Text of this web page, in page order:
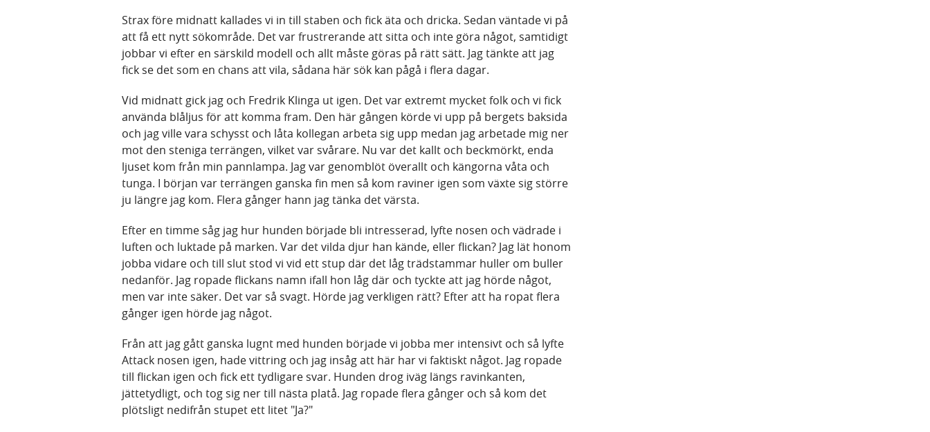
Strax före midnatt kallades vi in till staben och fick äta och dricka. Sedan väntade vi på
att få ett nytt sökområde. Det var frustrerande att sitta och inte göra något, samtidigt
jobbar vi efter en särskild modell och allt måste göras på rätt sätt. Jag tänkte att jag
fick se det som en chans att vila, sådana här sök kan pågå i flera dagar.
Vid midnatt gick jag och Fredrik Klinga ut igen. Det var extremt mycket folk och vi fick
använda blåljus för att komma fram. Den här gången körde vi upp på bergets baksida
och jag ville vara schysst och låta kollegan arbeta sig upp medan jag arbetade mig ner
mot den steniga terrängen, vilket var svårare. Nu var det kallt och beckmörkt, enda
ljuset kom från min pannlampa. Jag var genomblöt överallt och kängorna våta och
tunga. I början var terrängen ganska fin men så kom raviner igen som växte sig större
ju längre jag kom. Flera gånger hann jag tänka det värsta.
Efter en timme såg jag hur hunden började bli intresserad, lyfte nosen och vädrade i
luften och luktade på marken. Var det vilda djur han kände, eller flickan? Jag lät honom
jobba vidare och till slut stod vi vid ett stup där det låg trädstammar huller om buller
nedanför. Jag ropade flickans namn ifall hon låg där och tyckte att jag hörde något,
men var inte säker. Det var så svagt. Hörde jag verkligen rätt? Efter att ha ropat flera
gånger igen hörde jag något.
Från att jag gått ganska lugnt med hunden började vi jobba mer intensivt och så lyfte
Attack nosen igen, hade vittring och jag insåg att här har vi faktiskt något. Jag ropade
till flickan igen och fick ett tydligare svar. Hunden drog iväg längs ravinkanten,
jättetydligt, och tog sig ner till nästa platå. Jag ropade flera gånger och så kom det
plötsligt nedifrån stupet ett litet "Ja?"